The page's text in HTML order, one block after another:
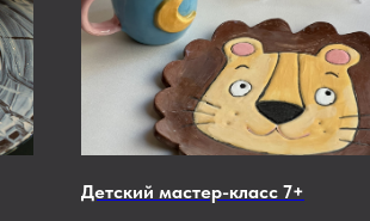
Детский мастер-класс 7+